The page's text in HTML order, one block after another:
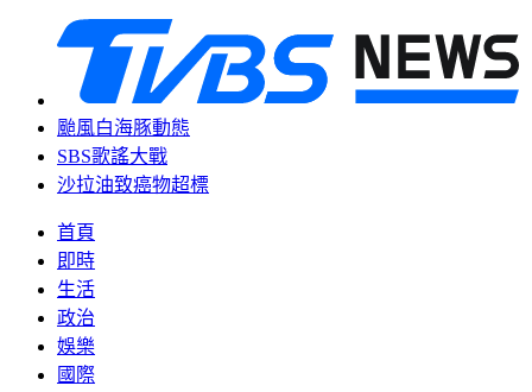
颱風白海豚動態
SBS歌謠大戰
沙拉油致癌物超標
首頁
即時
生活
政治
娛樂
國際